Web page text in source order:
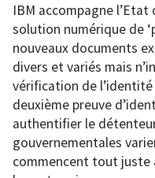
IBM accompagne l’Etat
solution numérique de
nouveaux documents
divers et variés mais
vérification de
deuxième preuve
authentifier le
gouvernementales
commencent tout juste